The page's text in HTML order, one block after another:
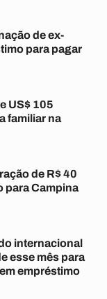
de ex-
para pagar
US$ 105
familiar na
de R$ 40
para Campina
internacional
esse mês para
empréstimo